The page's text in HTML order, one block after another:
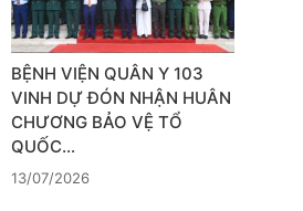
BỆNH VIỆN QUÂN Y 103
VINH DỰ ĐÓN NHẬN HUÂN
CHƯƠNG BẢO VỆ TỔ
QUỐC…
13/07/2026